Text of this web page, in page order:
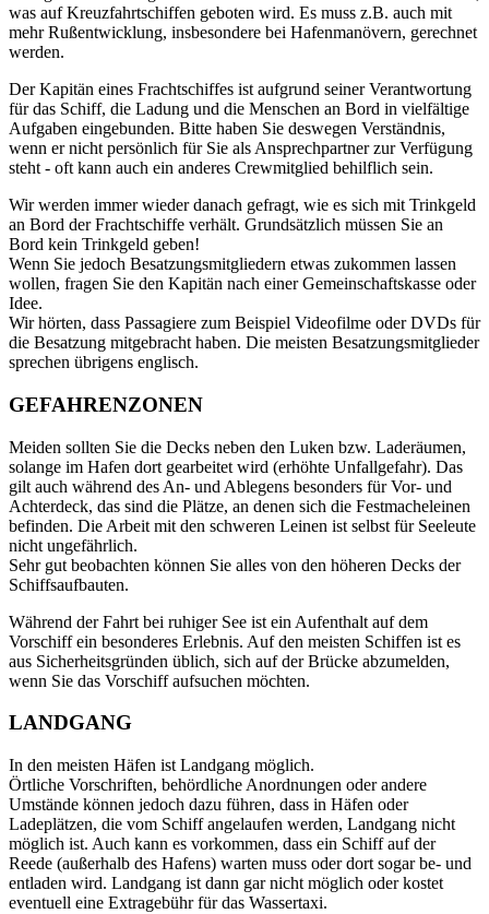
was auf Kreuzfahrtschiffen geboten wird. Es muss z.B. auch mit
mehr Rußentwicklung, insbesondere bei Hafenmanövern, gerechnet
werden.
Der Kapitän eines Frachtschiffes ist aufgrund seiner Verantwortung
für das Schiff, die Ladung und die Menschen an Bord in vielfältige
Aufgaben eingebunden. Bitte haben Sie deswegen Verständnis,
wenn er nicht persönlich für Sie als Ansprechpartner zur Verfügung
steht - oft kann auch ein anderes Crewmitglied behilflich sein.
Wir werden immer wieder danach gefragt, wie es sich mit Trinkgeld
an Bord der Frachtschiffe verhält. Grundsätzlich müssen Sie an
Bord kein Trinkgeld geben!
Wenn Sie jedoch Besatzungsmitgliedern etwas zukommen lassen
wollen, fragen Sie den Kapitän nach einer Gemeinschaftskasse oder
Idee.
Wir hörten, dass Passagiere zum Beispiel Videofilme oder DVDs für
die Besatzung mitgebracht haben. Die meisten Besatzungsmitglieder
sprechen übrigens englisch.
GEFAHRENZONEN
Meiden sollten Sie die Decks neben den Luken bzw. Laderäumen,
solange im Hafen dort gearbeitet wird (erhöhte Unfallgefahr). Das
gilt auch während des An- und Ablegens besonders für Vor- und
Achterdeck, das sind die Plätze, an denen sich die Festmacheleinen
befinden. Die Arbeit mit den schweren Leinen ist selbst für Seeleute
nicht ungefährlich.
Sehr gut beobachten können Sie alles von den höheren Decks der
Schiffsaufbauten.
Während der Fahrt bei ruhiger See ist ein Aufenthalt auf dem
Vorschiff ein besonderes Erlebnis. Auf den meisten Schiffen ist es
aus Sicherheitsgründen üblich, sich auf der Brücke abzumelden,
wenn Sie das Vorschiff aufsuchen möchten.
LANDGANG
In den meisten Häfen ist Landgang möglich.
Örtliche Vorschriften, behördliche Anordnungen oder andere
Umstände können jedoch dazu führen, dass in Häfen oder
Ladeplätzen, die vom Schiff angelaufen werden, Landgang nicht
möglich ist. Auch kann es vorkommen, dass ein Schiff auf der
Reede (außerhalb des Hafens) warten muss oder dort sogar be- und
entladen wird. Landgang ist dann gar nicht möglich oder kostet
eventuell eine Extragebühr für das Wassertaxi.